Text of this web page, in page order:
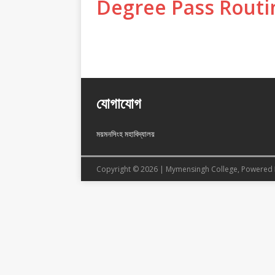
Degree Pass
যোগাযোগ
ময়মনসিংহ মহাবিদ্যালয়
Copyright © 2026 | Mymensingh College, Powered